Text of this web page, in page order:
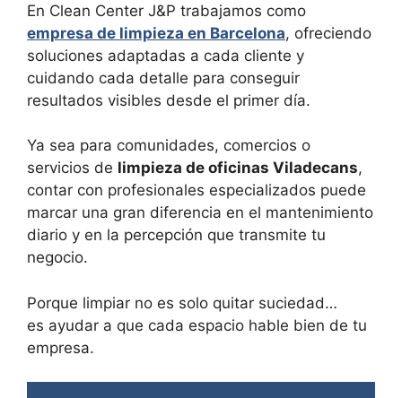
En Clean Center J&P trabajamos como
empresa de limpieza en Barcelona, ofreciendo
soluciones adaptadas a cada cliente y
cuidando cada detalle para conseguir
resultados visibles desde el primer día.
Ya sea para comunidades, comercios o
servicios de limpieza de oficinas Viladecans,
contar con profesionales especializados puede
marcar una gran diferencia en el mantenimiento
diario y en la percepción que transmite tu
negocio.
Porque limpiar no es solo quitar suciedad…
es ayudar a que cada espacio hable bien de tu
empresa.